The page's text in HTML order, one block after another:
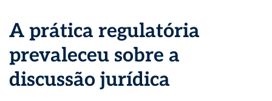
A prática regulatória
prevaleceu sobre a
discussão jurídica